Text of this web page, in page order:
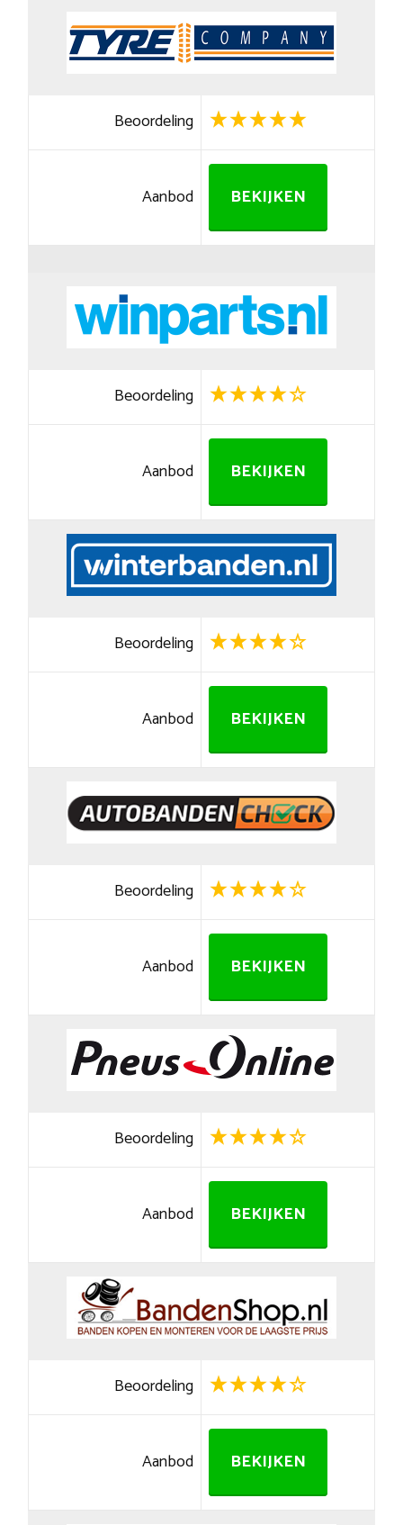
Beoordeling
Aanbod BEKIJKEN
Beoordeling
Aanbod BEKIJKEN
Beoordeling
Aanbod BEKIJKEN
Beoordeling
Aanbod BEKIJKEN
Beoordeling
Aanbod BEKIJKEN
Beoordeling
Aanbod BEKIJKEN